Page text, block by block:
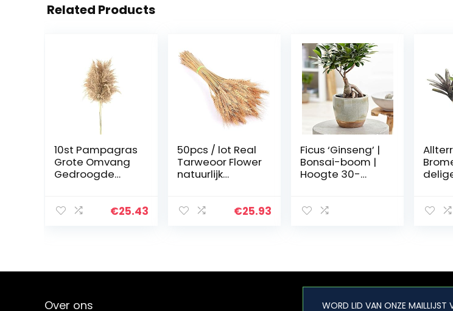
Related Products
10st Pampagras
Grote Omvang
Gedroogde
Kerstmis Decor
Ruwe…
€25.43
50pcs / lot Real
Tarweoor Flower
natuurlijk
van het huwelijk
€25.93
Ficus ‘Ginseng’ |
Bonsai-boom |
Hoogte 30-
Over ons WORD LID VAN ONZE MAILLIJST